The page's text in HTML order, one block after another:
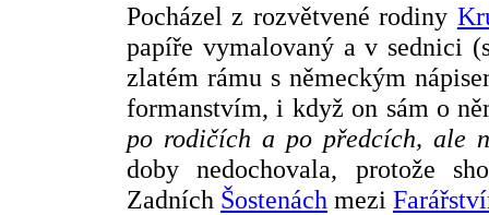
Pocházel z rozvětvené rodiny
papíře vymalovaný a v sednici
zlatém rámu s německým
formanstvím, i když on sám o
po rodičích a po předcích, ale
doby nedochovala, protože
Zadních Šostenách mezi